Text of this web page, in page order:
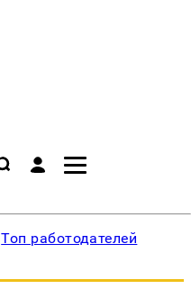
Топ работодателей